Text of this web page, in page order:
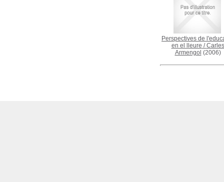
Perspectives de
en el lleure /Carles
Armengol (2006)